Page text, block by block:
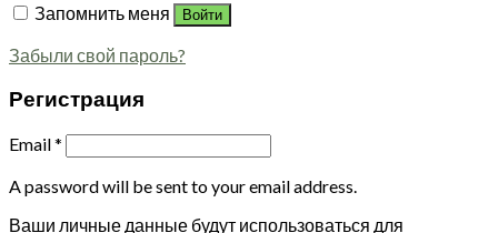
Запомнить меня
Войти
Забыли свой пароль?
Регистрация
Email*
A password will be sent to your email address.
Ваши личные данные будут использоваться для